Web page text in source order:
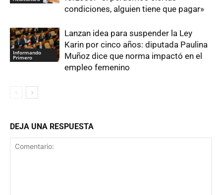
condiciones, alguien tiene que pagar»
Informando
Primero
Lanzan idea para suspender la Ley
Karin por cinco años: diputada Paulina
Muñoz dice que norma impactó en el
empleo femenino
DEJA UNA RESPUESTA